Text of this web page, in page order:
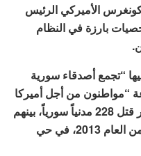
الأميركي الرئيس
بارزة في النظام
“تجمع أصدقاء سورية
“مواطنون من أجل أميركا
آمنة”، وعُرض فيها مقطع فيديو يظهر قتل 228 مدنياً سورياً، بينهم
سبع نساء و12 طفلاً، في 16 نيسان من العام 2013، في حي